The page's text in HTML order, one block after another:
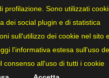
2019-2020
profilazione. Sono utilizzati
dei social plugin e di statistica
sull'utilizzo dei cookie nel sito
l'informativa estesa sull'uso
consenso all'uso di tutti i cookie